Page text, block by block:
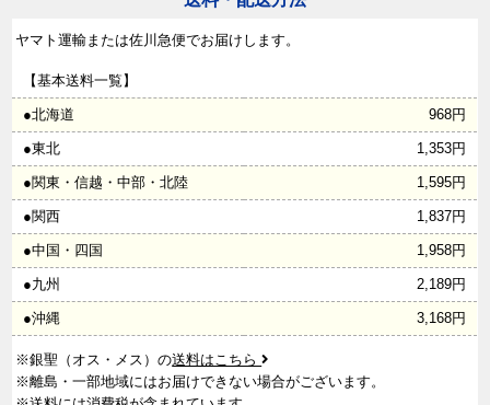
ヤマト運輸または佐川急便でお届けします。
【基本送料一覧】
●北海道 968円
●東北 1,353円
●関東・信越・中部・北陸 1,595円
●関西 1,837円
●中国・四国 1,958円
●九州 2,189円
●沖縄 3,168円
※銀聖（オス・メス）の送料はこちら
※離島・一部地域にはお届けできない場合がございます。